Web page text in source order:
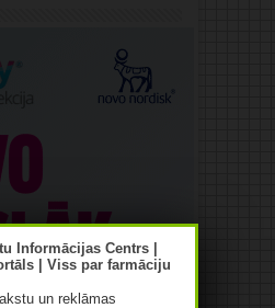
un reklāmas